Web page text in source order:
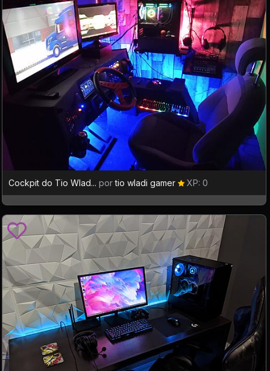
Cockpit do Tio Wlad... portio wladi gamer XP: 0